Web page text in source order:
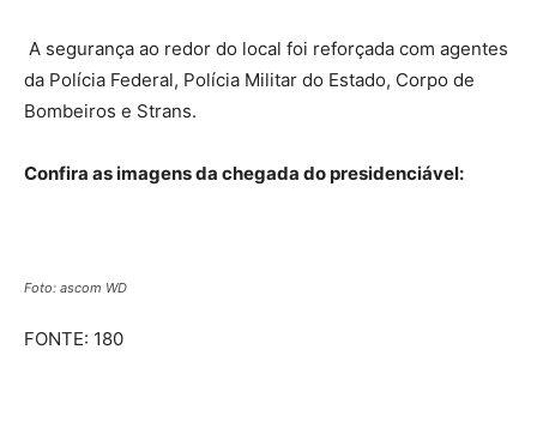
A segurança ao redor do local foi reforçada com agentes
da Polícia Federal, Polícia Militar do Estado, Corpo de
Bombeiros e Strans.
Confira as imagens da chegada do presidenciável:
Foto: ascom WD
FONTE: 180